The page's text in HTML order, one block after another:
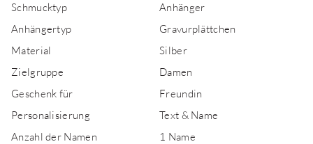
Schmucktyp
Anhänger
Anhängertyp
Gravurplättchen
Material
Silber
Zielgruppe
Damen
Geschenk für
Freundin
Personalisierung
Text & Name
Anzahl der Namen
1 Name